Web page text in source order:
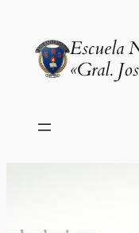
contenidoEscuela
«Gral.